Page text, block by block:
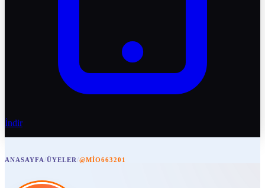
İndir
ANASAYFA/ÜYELER/@MIO663201